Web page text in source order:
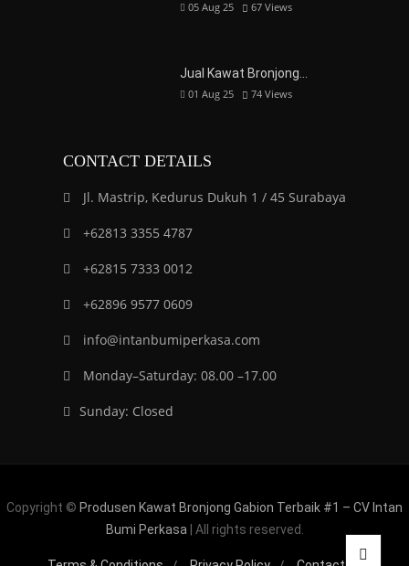
05 Aug 25 67 Views
Jual Kawat Bronjong…
01 Aug 25 74 Views
CONTACT DETAILS
Jl. Mastrip, Kedurus Dukuh 1 / 45 Surabaya
+62813 3355 4787
+62815 7333 0012
+62896 9577 0609
info@intanbumiperkasa.com
Monday–Saturday: 08.00 –17.00
Sunday: Closed
Copyright © Produsen Kawat Bronjong Gabion Terbaik #1 – CV Intan
Bumi Perkasa | All rights reserved.